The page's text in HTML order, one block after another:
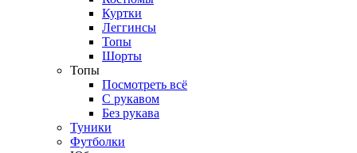
Куртки
Леггинсы
Топы
Шорты
Топы
Посмотреть всё
C рукавом
Без рукава
Туники
Футболки